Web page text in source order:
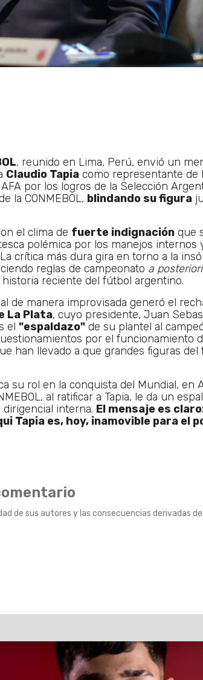
, reunido en Lima, Perú, envió un
Claudio Tapia como representante de
por los logros de la Selección
la CONMEBOL, blindando su figura
el clima de fuerte indignación que
polémica por los manejos internos
crítica más dura gira en torno a la
reglas de campeonato a posteriori
reciente del fútbol argentino.
de manera improvisada generó el
La Plata, cuyo presidente, Juan
el "espaldazo" de su plantel al
por el funcionamiento
han llevado a que grandes figuras
su rol en la conquista del Mundial, en
al ratificar a Tapia, le da un
interna. El mensaje es
Tapia es, hoy, inamovible para el
de sus autores y las consecuencias derivadas